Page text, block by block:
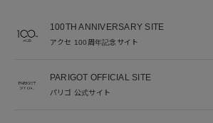
100TH ANNIVERSARY SITE
アクセ 100周年記念サイト
PARIGOT OFFICIAL SITE
パリゴ 公式サイト